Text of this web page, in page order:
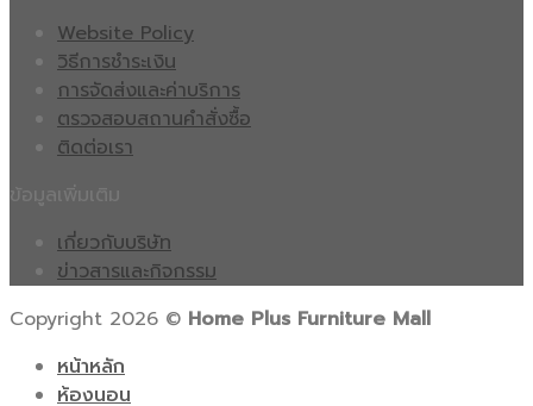
Website Policy
วิธีการชำระเงิน
การจัดส่งและค่าบริการ
ตรวจสอบสถานคำสั่งซื้อ
ติดต่อเรา
เกี่ยวกับบริษัท
ข่าวสารและกิจกรรม
Copyright 2026 © Home Plus Furniture Mall
หน้าหลัก
ห้องนอน